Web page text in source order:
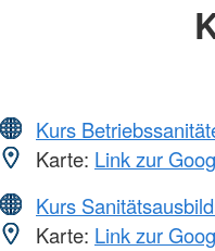
Kurs
Karte: Link zur
Kurs
Karte: Link zur